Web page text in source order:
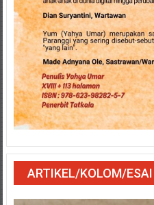
ARTIKEL/KOLOM/ESAI